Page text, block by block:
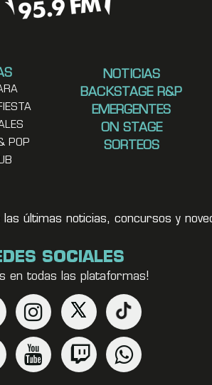
POP
NOTICIAS
BACKSTAGE R&P
EMERGENTES
ON STAGE
SORTEOS
últimas noticias, concursos y
SOCIALES
en todas las plataformas!